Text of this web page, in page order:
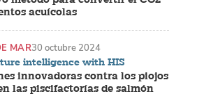
acuícolas
intelligence with HIS
innovadoras contra los piojos
las piscifactorías de salmón
MAR30 octubre 2024